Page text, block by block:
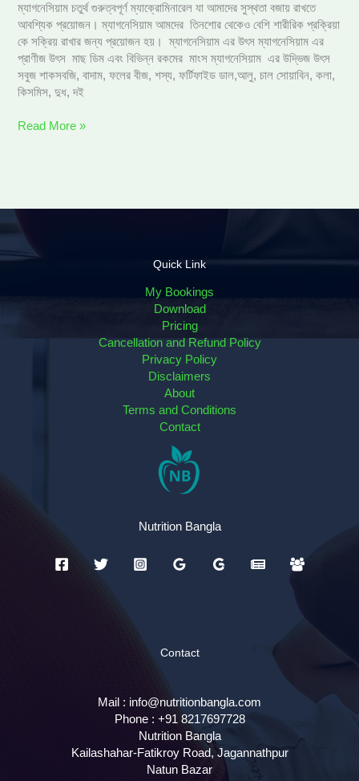
ম্যাগনেসিয়াম চতুর্থ গুরুত্বপূর্ণ ম্যাক্রোমিনারেল যা আমাদের সুস্থতা বজায় রাখতে
আবশ্যিক প্রয়োজন। ম্যাগনেসিয়াম আমদের তিনশোর থেকেও বেশি শারীরিক প্রক্রিয়া
কে সক্রিয় রাখার জন্য প্রয়োজন হয়। ম্যাগনেসিয়াম এর উৎস ম্যাগনেসিয়াম এর
প্রাণীজ উৎস মাছ ডিম এবং বিভিন্ন রকমের মাংস ম্যাগনেসিয়াম এর উদ্ভিজ উৎস
সবুজ শাকসবজি, বাদাম, ফলের বীজ, শস্য, ফর্টিফাইড ডাল,আলু, চাল সোয়াবিন, কলা,
কিসমিস, দুধ, দই
Read More »
Quick Link
My Bookings
Download
Pricing
Cancellation and Refund Policy
Privacy Policy
Disclaimers
About
Terms and Conditions
Contact
Nutrition Bangla
Contact
Mail : info@nutritionbangla.com
Phone : +91 8217697728
Nutrition Bangla
Kailashahar-Fatikroy Road, Jagannathpur
Natun Bazar